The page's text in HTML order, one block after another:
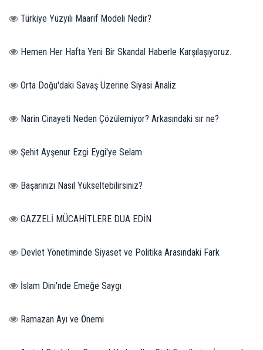
Türkiye Yüzyılı Maarif Modeli Nedir?
Hemen Her Hafta Yeni Bir Skandal Haberle Karşılaşıyoruz.
Orta Doğu'daki Savaş Üzerine Siyasi Analiz
Narin Cinayeti Neden Çözülemiyor? Arkasındaki sır ne?
Şehit Ayşenur Ezgi Eygi'ye Selam
Başarınızı Nasıl Yükseltebilirsiniz?
GAZZELİ MÜCAHİTLERE DUA EDİN
Devlet Yönetiminde Siyaset ve Politika Arasındaki Fark
İslam Dini'nde Emeğe Saygı
Ramazan Ayı ve Önemi